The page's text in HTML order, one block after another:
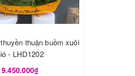
thuận buồm xuôi
- LHD1202
9.450.000₫